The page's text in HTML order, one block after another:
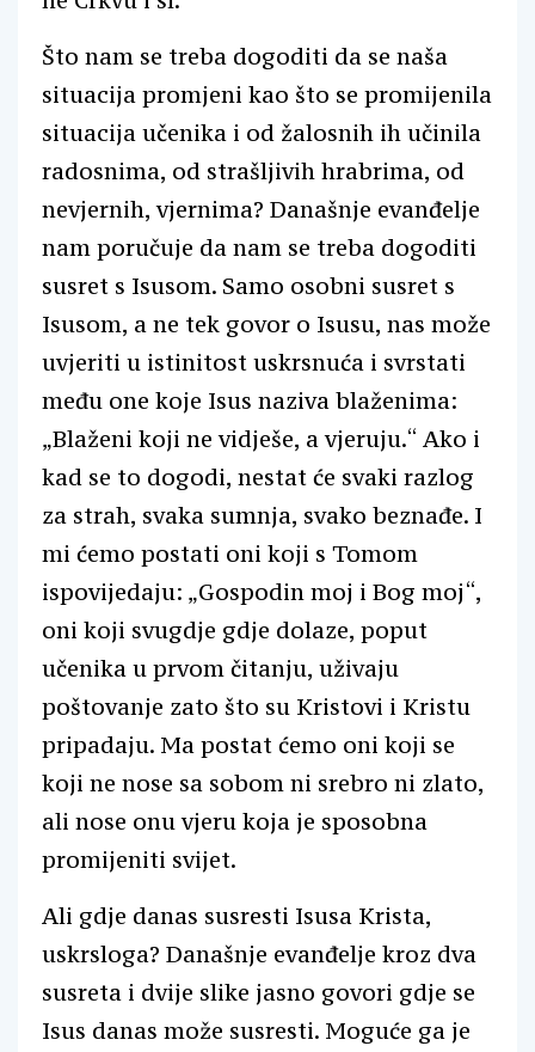
Što nam se treba dogoditi da se naša
situacija promjeni kao što se promijenila
situacija učenika i od žalosnih ih učinila
radosnima, od strašljivih hrabrima, od
nevjernih, vjernima? Današnje evanđelje
nam poručuje da nam se treba dogoditi
susret s Isusom. Samo osobni susret s
Isusom, a ne tek govor o Isusu, nas može
uvjeriti u istinitost uskrsnuća i svrstati
među one koje Isus naziva blaženima:
„Blaženi koji ne vidješe, a vjeruju.“ Ako i
kad se to dogodi, nestat će svaki razlog
za strah, svaka sumnja, svako beznađe. I
mi ćemo postati oni koji s Tomom
ispovijedaju: „Gospodin moj i Bog moj“,
oni koji svugdje gdje dolaze, poput
učenika u prvom čitanju, uživaju
poštovanje zato što su Kristovi i Kristu
pripadaju. Ma postat ćemo oni koji se
koji ne nose sa sobom ni srebro ni zlato,
ali nose onu vjeru koja je sposobna
promijeniti svijet.
Ali gdje danas susresti Isusa Krista,
uskrsloga? Današnje evanđelje kroz dva
susreta i dvije slike jasno govori gdje se
Isus danas može susresti. Moguće ga je